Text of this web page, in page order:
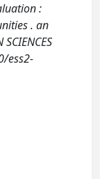
:
. an
ess2-